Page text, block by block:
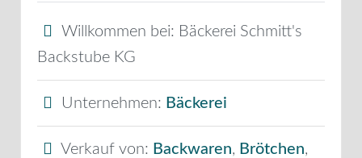
Willkommen bei: Bäckerei Schmitt's
Backstube KG
Unternehmen: Bäckerei
Verkauf von: Backwaren, Brötchen,